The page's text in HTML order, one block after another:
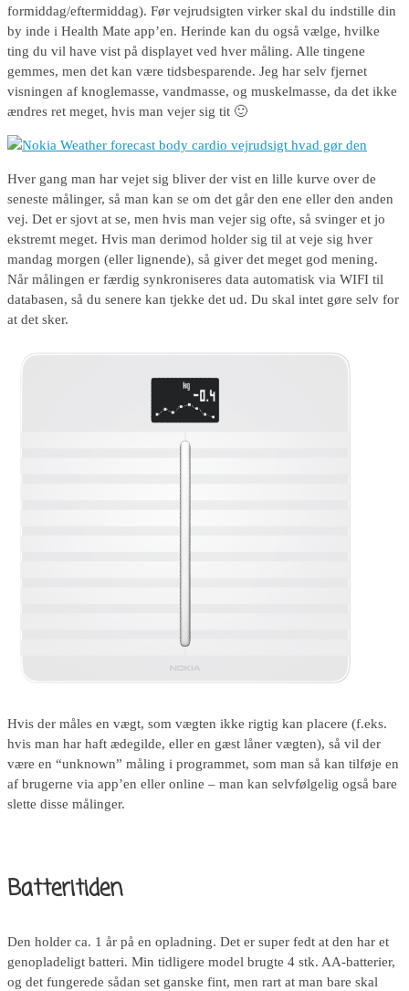
formiddag/eftermiddag). Før vejrudsigten virker skal du indstille din
by inde i Health Mate app’en. Herinde kan du også vælge, hvilke
ting du vil have vist på displayet ved hver måling. Alle tingene
gemmes, men det kan være tidsbesparende. Jeg har selv fjernet
visningen af knoglemasse, vandmasse, og muskelmasse, da det ikke
ændres ret meget, hvis man vejer sig tit 🙂
Hver gang man har vejet sig bliver der vist en lille kurve over de
seneste målinger, så man kan se om det går den ene eller den anden
vej. Det er sjovt at se, men hvis man vejer sig ofte, så svinger et jo
ekstremt meget. Hvis man derimod holder sig til at veje sig hver
mandag morgen (eller lignende), så giver det meget god mening.
Når målingen er færdig synkroniseres data automatisk via WIFI til
databasen, så du senere kan tjekke det ud. Du skal intet gøre selv for
at det sker.
Hvis der måles en vægt, som vægten ikke rigtig kan placere (f.eks.
hvis man har haft ædegilde, eller en gæst låner vægten), så vil der
være en “unknown” måling i programmet, som man så kan tilføje en
af brugerne via app’en eller online – man kan selvfølgelig også bare
slette disse målinger.
Batteritiden
Den holder ca. 1 år på en opladning. Det er super fedt at den har et
genopladeligt batteri. Min tidligere model brugte 4 stk. AA-batterier,
og det fungerede sådan set ganske fint, men rart at man bare skal